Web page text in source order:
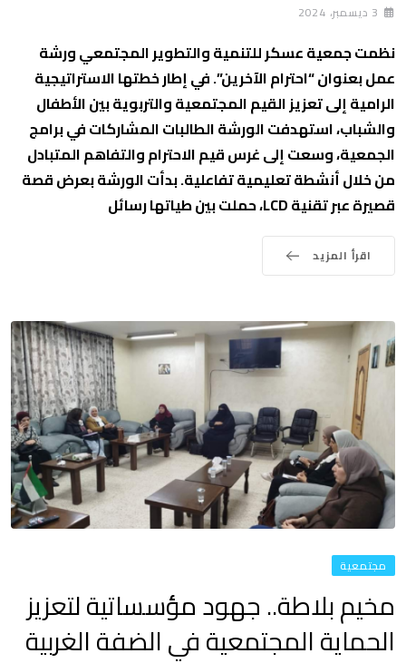
3 ديسمبر، 2024
نظمت جمعية عسكر للتنمية والتطوير المجتمعي ورشة
عمل بعنوان “احترام الآخرين”. في إطار خطتها الاستراتيجية
الرامية إلى تعزيز القيم المجتمعية والتربوية بين الأطفال
والشباب، استهدفت الورشة الطالبات المشاركات في برامج
الجمعية، وسعت إلى غرس قيم الاحترام والتفاهم المتبادل
من خلال أنشطة تعليمية تفاعلية. بدأت الورشة بعرض قصة
قصيرة عبر تقنية LCD، حملت بين طياتها رسائل
اقرأ المزيد
مجتمعية
مخيم بلاطة.. جهود مؤسساتية لتعزيز
الحماية المجتمعية في الضفة الغربية